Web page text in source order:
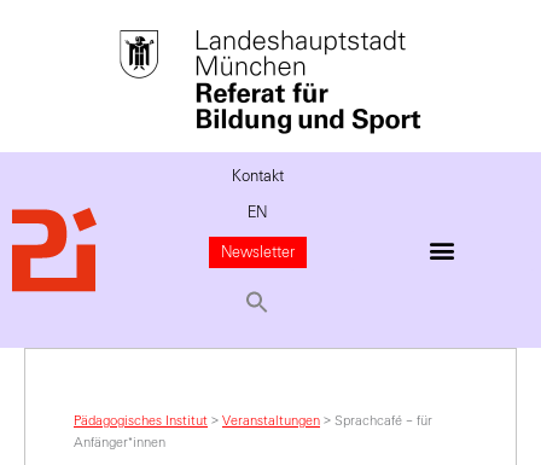
Kontakt
EN
Newsletter
Pädagogisches Institut > Veranstaltungen > Sprachcafé – für
Anfänger*innen